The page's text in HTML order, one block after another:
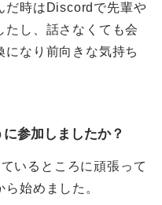
時はDiscordで先輩や
たし、話さなくても会
なり前向きな気持ち
参加しましたか？
いるところに頑張って
始めました。